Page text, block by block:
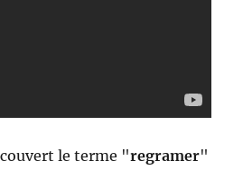
le terme "regramer"